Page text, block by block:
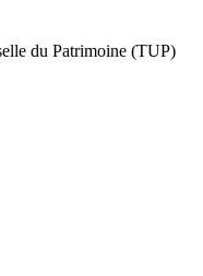
du Patrimoine (TUP)